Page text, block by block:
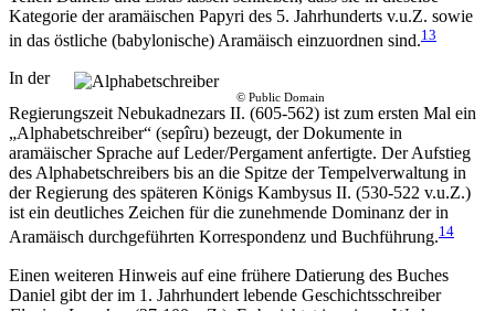
Kategorie der aramäischen Papyri des 5. Jahrhunderts v.u.Z. sowie
in das östliche (babylonische) Aramäisch einzuordnen sind.13
© Public Domain
In der
Regierungszeit Nebukadnezars II. (605-562) ist zum ersten Mal ein
„Alphabetschreiber“ (sepîru) bezeugt, der Dokumente in
aramäischer Sprache auf Leder/Pergament anfertigte. Der Aufstieg
des Alphabetschreibers bis an die Spitze der Tempelverwaltung in
der Regierung des späteren Königs Kambysus II. (530-522 v.u.Z.)
ist ein deutliches Zeichen für die zunehmende Dominanz der in
Aramäisch durchgeführten Korrespondenz und Buchführung.14
Einen weiteren Hinweis auf eine frühere Datierung des Buches
Daniel gibt der im 1. Jahrhundert lebende Geschichtsschreiber